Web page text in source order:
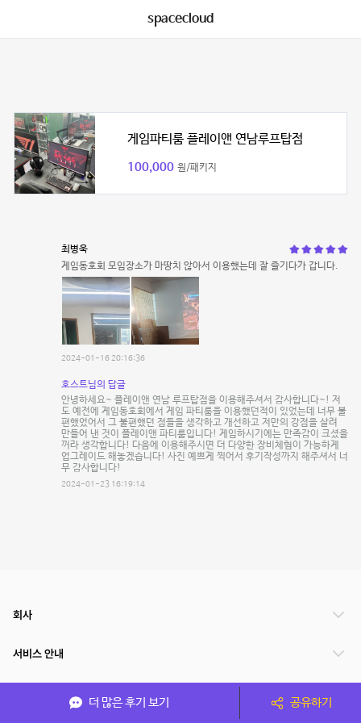
spacecloud
게임파티룸 플레이앤 연남루프탑점
100,000 원/패키지
최병욱
게임동호회 모임장소가 마땅치 않아서 이용했는데 잘 즐기다가 갑니다.
2024-01-16 20:16:36
호스트님의 답글
안녕하세요~ 플레이앤 연남 루프탑점을 이용해주셔서 감사합니다~! 저
도 예전에 게임동호회에서 게임 파티룸을 이용했던적이 있었는데 너무 불
편했었어서 그 불편했던 점들을 생각하고 개선하고 저만의 강점을 살려
만들어 낸 것이 플레이앤 파티룸입니다! 게임하시기에는 만족감이 크셨을
꺼라 생각합니다! 다음에 이용해주시면 더 다양한 장비체험이 가능하게
업그레이드 해놓겠습니다! 사진 예쁘게 찍어서 후기작성까지 해주셔서 너
무 감사합니다!
2024-01-23 16:19:14
더 많은 후기 보기 공유하기
회사
서비스 안내